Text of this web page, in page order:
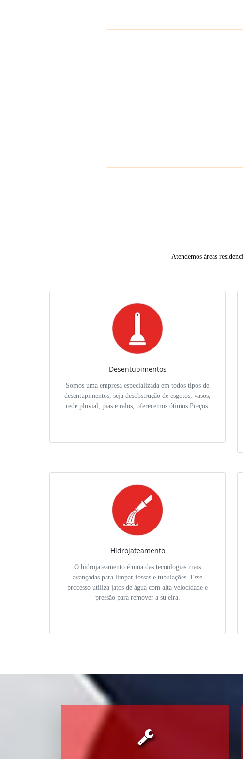
Atendemos áreas
Desentupimentos
Somos uma empresa especializada em todos tipos de
desentupimentos, seja desobstrução de esgotos, vasos,
rede pluvial, pias e ralos, oferecemos ótimos Preços.
Hidrojateamento
O hidrojateamento é uma das tecnologias mais
avançadas para limpar fossas e tubulações. Esse
processo utiliza jatos de água com alta velocidade e
pressão para remover a sujeira.